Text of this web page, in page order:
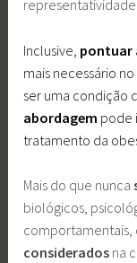
Inclusive, pontuar
mais necessário no
ser uma condição
abordagem pode
tratamento da
Mais do que nunca
biológicos,
comportamentais,
considerados na